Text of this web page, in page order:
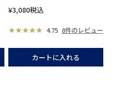
¥3,080税込
4.75 8件のレビュー
カートに入れる